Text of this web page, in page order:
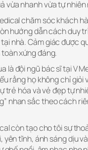
vừa nhanh vừa tự nhiên
chăm sóc khách
hướng dẫn cách duy
nhà. Cảm giác được
xứng đáng.
là đội ngũ bác sĩ tại V
rằng họ không chỉ
trẻ hóa và vẻ đẹp tự
nhan sắc theo cách
còn tạo cho tôi sự
tĩnh, ánh sáng dịu